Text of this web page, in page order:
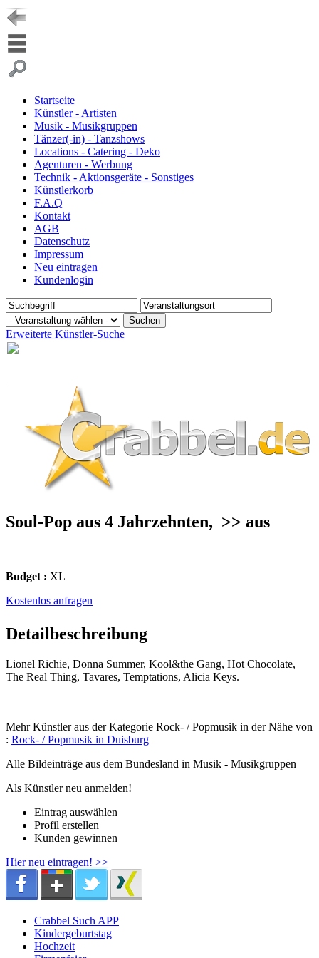
Startseite
Künstler - Artisten
Musik - Musikgruppen
Tänzer(-in) - Tanzshows
Locations - Catering - Deko
Agenturen - Werbung
Technik - Aktionsgeräte - Sonstiges
Künstlerkorb
F.A.Q
Kontakt
AGB
Datenschutz
Impressum
Neu eintragen
Kundenlogin
Erweiterte Künstler-Suche
Soul-Pop aus 4 Jahrzehnten, >> aus
Budget : XL
Kostenlos anfragen
Detailbeschreibung
Lionel Richie, Donna Summer, Kool&the Gang, Hot Chocolate,
The Real Thing, Tavares, Temptations, Alicia Keys.
Mehr Künstler aus der Kategorie Rock- / Popmusik in der Nähe von
: Rock- / Popmusik in Duisburg
Alle Bildeinträge aus dem Bundesland in Musik - Musikgruppen
Als Künstler neu anmelden!
Eintrag auswählen
Profil erstellen
Kunden gewinnen
Hier neu eintragen! >>
Crabbel Such APP
Kindergeburtstag
Hochzeit